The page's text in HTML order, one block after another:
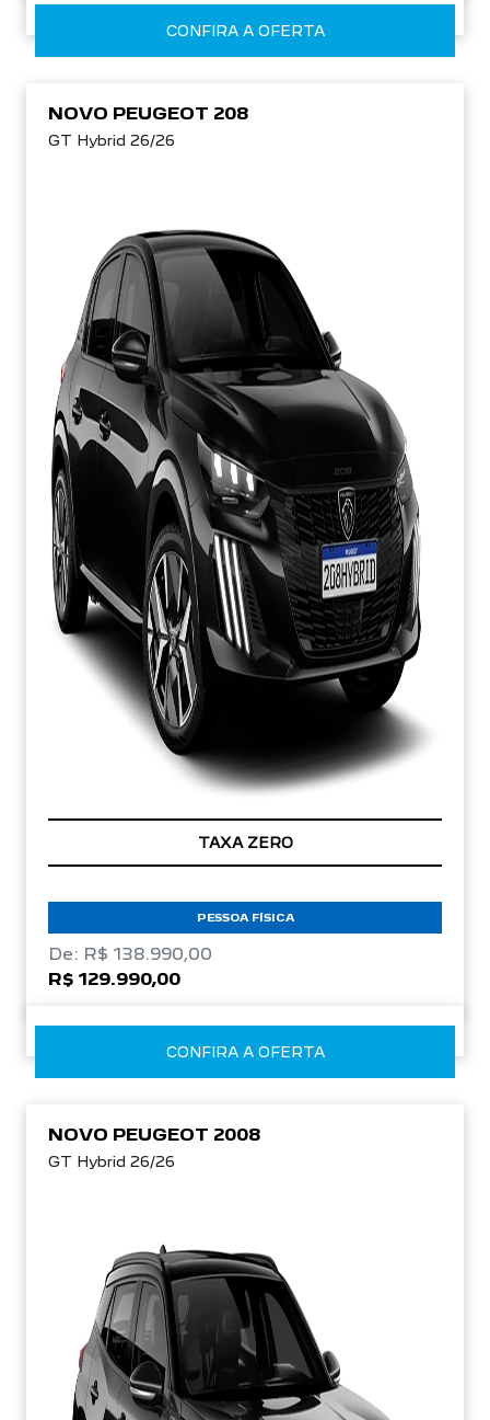
CONFIRA A OFERTA
NOVO PEUGEOT 208
GT Hybrid 26/26
TAXA ZERO
PESSOA FÍSICA
De: R$ 138.990,00
R$ 129.990,00
CONFIRA A OFERTA
NOVO PEUGEOT 2008
GT Hybrid 26/26